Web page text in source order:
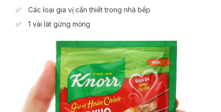
Các loại gia vị cần thiết trong nhà bếp
1 vài lát gừng mỏng